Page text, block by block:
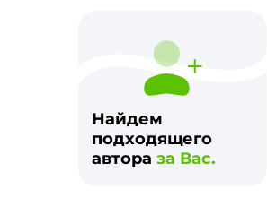
Найдем
подходящего
автора за Вас.